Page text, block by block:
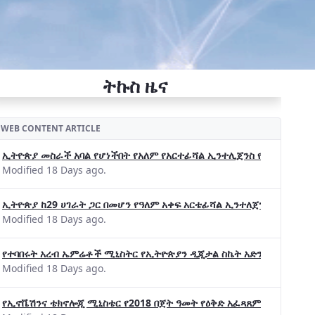
ትኩስ ዜና
WEB CONTENT ARTICLE
ኢትዮጵያ መስራች አባል የሆነችበት የአለም የአርተፊሻል ኢንተሊጀንስ የትብብር
Modified 18 Days ago.
ኢትዮጵያ ከ29 ሀገራት ጋር በመሆን የዓለም አቀፍ አርቴፊሻል ኢንተለጀንስ ትብብር
Modified 18 Days ago.
የተባበሩት አረብ ኤምሬቶች ሚኒስትር የኢትዮጵያን ዲጂታል ስኬት አድንቀዋል
Modified 18 Days ago.
የኢኖቬሽንና ቴክኖሎጂ ሚኒስቴር የ2018 በጀት ዓመት የዕቅድ አፈጻጸምና የቀጣይ